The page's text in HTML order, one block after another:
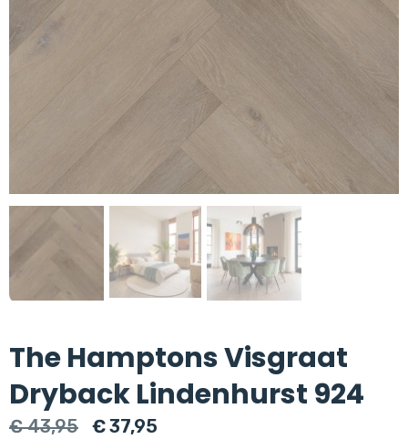
The Hamptons Visgraat
Dryback Lindenhurst 924
€43,95
Oorspronkelijke
€37,95